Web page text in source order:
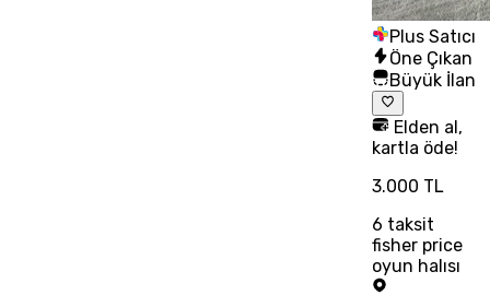
Plus Satıcı
Öne Çıkan
Büyük İlan
Elden al,
kartla öde!
3.000 TL
6 taksit
fisher price
oyun halısı